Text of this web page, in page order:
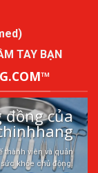
TAY BẠN
đồng của
thành viên và quản
sức khỏe chủ động.